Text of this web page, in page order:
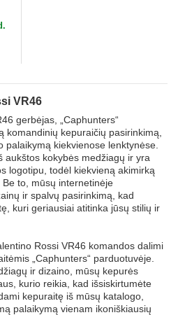
VR46
gerbėjas, „Caphunters“
komandinių kepuraičių pasirinkimą,
palaikymą kiekvienose lenktynėse.
aukštos kokybės medžiagų ir yra
logotipu, todėl kiekvieną akimirką
to, mūsų internetinėje
ir spalvų pasirinkimą, kad
kuri geriausiai atitinka jūsų stilių ir
Rossi VR46 komandos dalimi
„Caphunters“ parduotuvėje.
ir dizaino, mūsų kepurės
kurio reikia, kad išsiskirtumėte
kepuraitę iš mūsų katalogo,
palaikymą vienam ikoniškiausių